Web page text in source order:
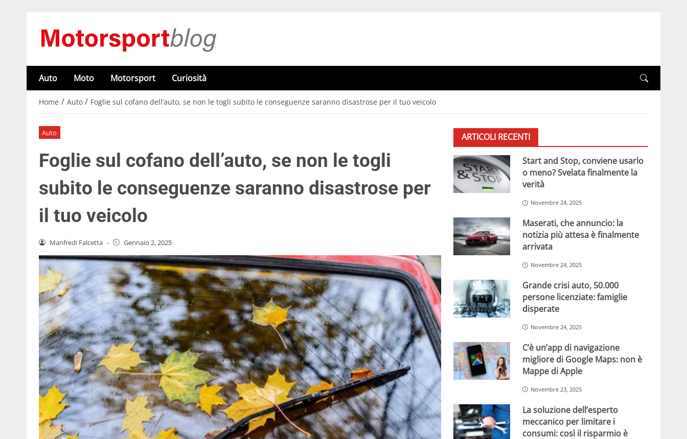
Auto Moto Motorsport Curiosità
Home / Auto / Foglie sul cofano dell’auto, se non le togli subito le conseguenze saranno disastrose per il tuo veicolo
Auto
Foglie sul cofano dell’auto, se non le togli
subito le conseguenze saranno disastrose per
il tuo veicolo
Manfredi Falcetta - Gennaio 2, 2025
ARTICOLI RECENTI
Start and Stop, conviene usarlo
o meno? Svelata finalmente la
verità
Novembre 24, 2025
Maserati, che annuncio: la
notizia più attesa è finalmente
arrivata
Novembre 24, 2025
Grande crisi auto, 50.000
persone licenziate: famiglie
disperate
Novembre 24, 2025
C’è un’app di navigazione
migliore di Google Maps: non è
Mappe di Apple
Novembre 23, 2025
La soluzione dell’esperto
meccanico per limitare i
consumi: così il risparmio è